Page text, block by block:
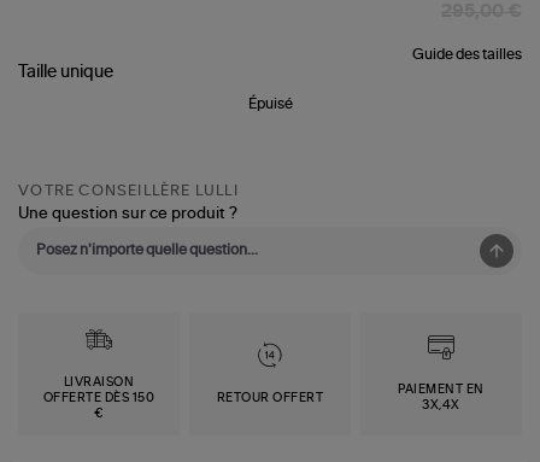
Guide des tailles
Taille unique
Épuisé
VOTRE CONSEILLÈRE LULLI
Une question sur ce produit ?
LIVRAISON
OFFERTE DÈS 150
€
RETOUR OFFERT
PAIEMENT EN
3X,4X